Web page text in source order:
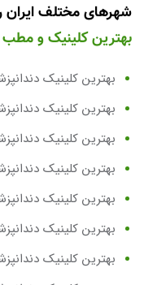
شهرهای مختلف ایران
بهترین کلینیک و مطب
بهترین کلینیک
بهترین کلینیک
بهترین کلینیک
بهترین کلینیک
بهترین کلینیک
بهترین کلینیک
بهترین کلینیک